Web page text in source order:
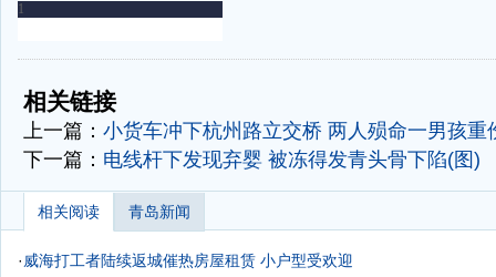
-
相关链接
上一篇： 小货车冲下杭州路立交桥 两人殒命一男孩重
下一篇： 电线杆下发现弃婴 被冻得发青头骨下陷(图)
相关阅读 青岛新闻
· 威海打工者陆续返城催热房屋租赁 小户型受欢迎